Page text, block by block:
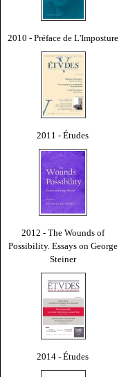
2010 - Préface de L'Imposture
2011 - Études
2012 - The Wounds of
Possibility. Essays on George
Steiner
2014 - Études